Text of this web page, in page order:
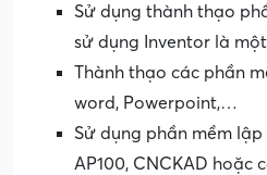
Sử dụng thành thạo
sử dụng Inventor là
Thành thạo các phần
word, Powerpoint,…
Sử dụng phần mềm
AP100, CNCKAD hoặc